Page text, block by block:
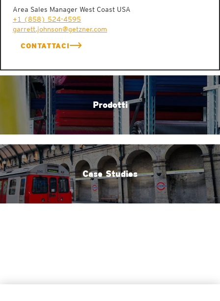
Area Sales Manager West Coast USA
+1 (858) 524-4595
garrett.johnson@getzner.com
CONTATTACI
Prodotti
Case Studies